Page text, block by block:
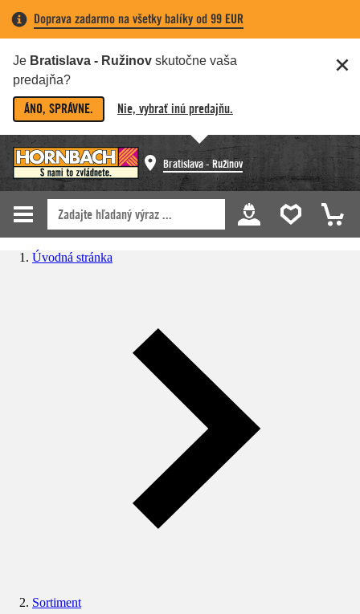
Doprava zadarmo na všetky balíky od 99 EUR
Je Bratislava - Ružinov skutočne vaša
predajňa?
ÁNO, SPRÁVNE. Nie, vybrať inú predajňu.
Bratislava - Ružinov
Úvodná stránka
Sortiment